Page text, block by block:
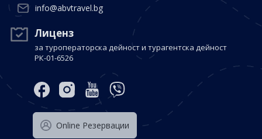
info@abvtravel.bg
Лиценз
за туроператорска дейност и турагентска дейност
РК-01-6526
Оnline Резервации